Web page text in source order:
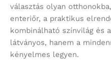
választás olyan
enteriőr, a praktikus
kombinálható színvilág és
látványos, hanem a
kényelmes legyen.